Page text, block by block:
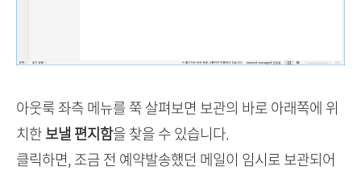
아웃룩 좌측 메뉴를 쭉 살펴보면 보관의 바로 아래쪽에 위
치한보낼 편지함을 찾을 수 있습니다.
클릭하면, 조금 전 예약발송했던 메일이 임시로 보관되어